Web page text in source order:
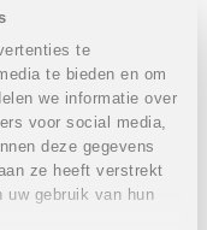
te
te bieden en om
we informatie over
voor social media,
deze gegevens
ze heeft verstrekt
uw gebruik van hun
binnen
het strand, een
een diner met
allemaal.